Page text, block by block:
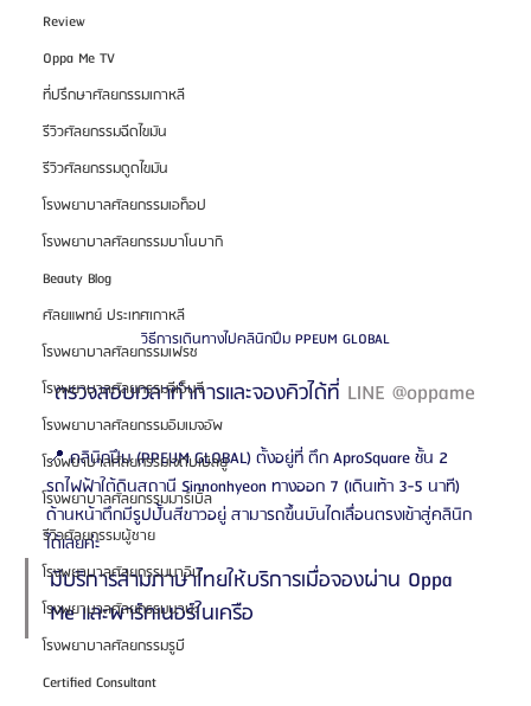
Review
Oppa Me TV
ที่ปรึกษาศัลยกรรมเกาหลี
รีวิวศัลยกรรมฉีดไขมัน
รีวิวศัลยกรรมดูดไขมัน
โรงพยาบาลศัลยกรรมเอท็อป
โรงพยาบาลศัลยกรรมบาโนบากิ
Beauty Blog
ศัลยแพทย์ ประเทศเกาหลี
โรงพยาบาลศัลยกรรมเฟรช
โรงพยาบาลศัลยกรรมจีเอ็นจี
โรงพยาบาลศัลยกรรมอิมเมจอัพ
โรงพยาบาลศัลยกรรมเจดับเบิลยู
โรงพยาบาลศัลยกรรมมาร์เบิ้ล
รีวิวศัลยกรรมผู้ชาย
โรงพยาบาลศัลยกรรมมาอิน
โรงพยาบาลศัลยกรรมนานะ
โรงพยาบาลศัลยกรรมรูบี
Certified Consultant
วิธีการเดินทางไปคลินิกปึม PPEUM GLOBAL
ตรวจสอบเวลาทำการและจองคิวได้ที่ LINE @oppame
📍 คลินิกปึม (PPEUM GLOBAL) ตั้งอยู่ที่ ตึก AproSquare ชั้น 2
รถไฟฟ้าใต้ดินสถานี Sinnonhyeon ทางออก 7 (เดินเท้า 3-5 นาที)
ด้านหน้าตึกมีรูปปั้นสีขาวอยู่ สามารถขึ้นบันไดเลื่อนตรงเข้าสู่คลินิก
ได้เลยค่ะ
มีบริการล่ามภาษาไทยให้บริการเมื่อจองผ่าน Oppa
Me และพาร์ทเนอร์ในเครือ